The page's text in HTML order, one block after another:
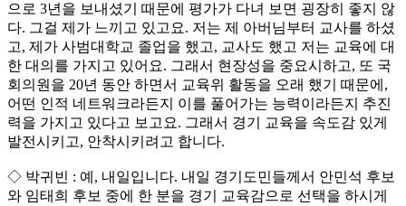
으로 3년을 보내셨기 때문에 평가가 다녀 보면 굉장히 좋지 않
다. 그걸 제가 느끼고 있고요. 저는 제 아버님부터 교사를 하셨
고, 제가 사범대학교 졸업을 했고, 교사도 했고 저는 교육에 대
한 대의를 가지고 있어요. 그래서 현장성을 중요시하고, 또 국
회의원을 20년 동안 하면서 교육위 활동을 오래 했기 때문에,
어떤 인적 네트워크라든지 이를 풀어가는 능력이라든지 추진
력을 가지고 있다고 보고요. 그래서 경기 교육을 속도감 있게
발전시키고, 안착시키려고 합니다.
◇ 박귀빈 : 예, 내일입니다. 내일 경기도민들께서 안민석 후보
와 임태희 후보 중에 한 분을 경기 교육감으로 선택을 하시게